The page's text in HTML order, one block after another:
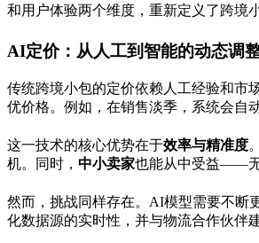
和用户体验两个维度，重新定义了跨境
AI定价：从人工到智能的动态调
传统跨境小包的定价依赖人工经验和市
优价格。例如，在销售淡季，系统会自
这一技术的核心优势在于效率与精准度
机。同时， 中小卖家也能从中受益——无
然而，挑战同样存在。AI模型需要不断
化数据源的实时性，并与物流合作伙伴